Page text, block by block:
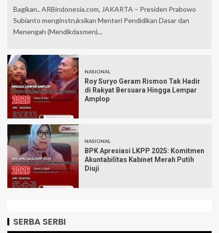
Bagikan.. ARBindonesia.com, JAKARTA – Presiden Prabowo
Subianto menginstruksikan Menteri Pendidikan Dasar dan
Menengah (Mendikdasmen)...
NASIONAL
Roy Suryo Geram Rismon Tak Hadir
di Rakyat Bersuara Hingga Lempar
Amplop
NASIONAL
BPK Apresiasi LKPP 2025: Komitmen
Akuntabilitas Kabinet Merah Putih
Diuji
SERBA SERBI